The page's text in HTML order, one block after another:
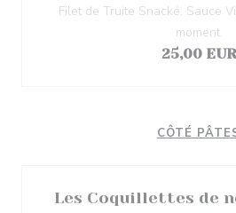
Filet de Truite Snacké, Sauce
moment.
25,00 EUR
CÔTÉ
Les Coquillettes de